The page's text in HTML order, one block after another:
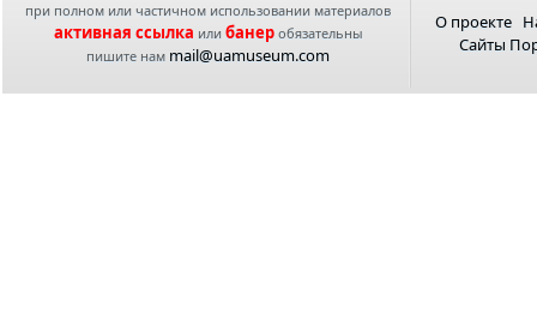
при полном или частичном использовании материалов
активная ссылка или банеробязательны
пишите нам mail@uamuseum.com
О проекте
Сайты